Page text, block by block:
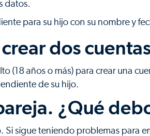
datos.
para su hijo con su nombre y
dos
(18 años o más) para crear una
de su hijo.
¿Qué
Si sigue teniendo problemas para